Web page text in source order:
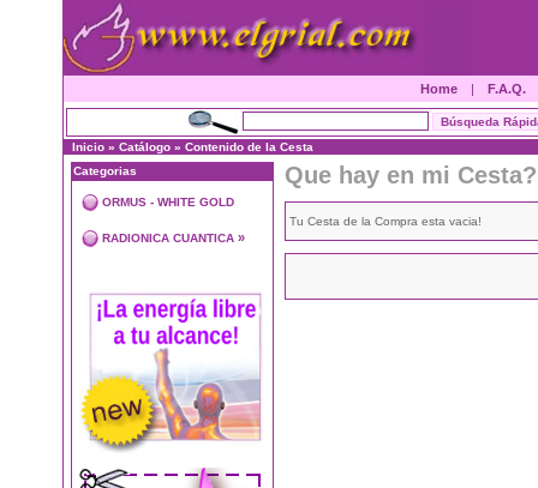
Home | F.A.Q.
Inicio » Catálogo » Contenido de la Cesta
Categorias
ORMUS - WHITE GOLD
RADIONICA CUANTICA »
Que hay en mi Cesta?
Tu Cesta de la Compra esta vacia!